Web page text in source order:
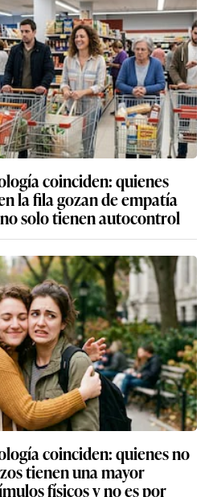
coinciden: quienes
la fila gozan de empatía
solo tienen autocontrol
coinciden: quienes no
tienen una mayor
físicos y no es por